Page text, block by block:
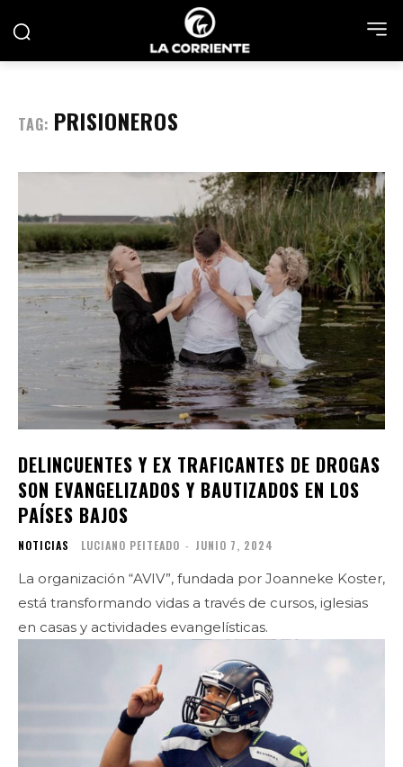
TAG: PRISIONEROS
DELINCUENTES Y EX TRAFICANTES DE DROGAS
SON EVANGELIZADOS Y BAUTIZADOS EN LOS
PAÍSES BAJOS
NOTICIAS LUCIANO PEITEADO - JUNIO 7, 2024
La organización “AVIV”, fundada por Joanneke Koster,
está transformando vidas a través de cursos, iglesias
en casas y actividades evangelísticas.